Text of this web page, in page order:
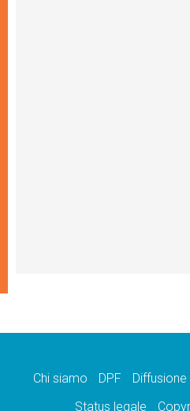
Chi siamo DPF Diffusione
Status legale